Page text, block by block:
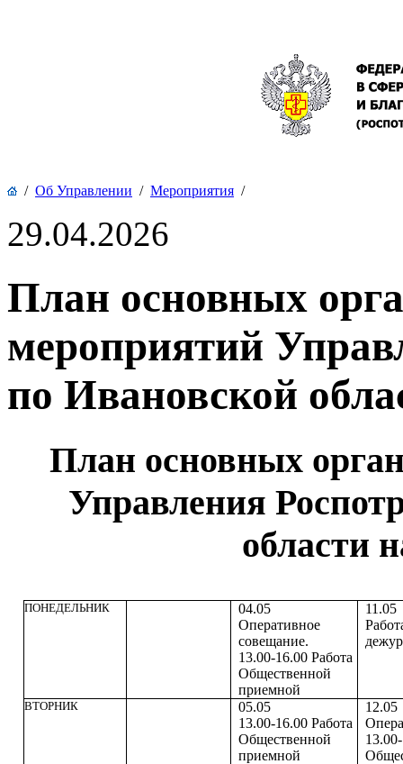
/ Об Управлении / Мероприятия /
29.04.2026
План основных
мероприятий
по Ивановской
План основных
Управления
области
ПОНЕДЕЛЬНИК
04.05
Оперативное
совещание.
13.00-16.00 Работа
Общественной
приемной
11.05
ВТОРНИК
05.05
13.00-16.00 Работа
Общественной
приемной
12.05